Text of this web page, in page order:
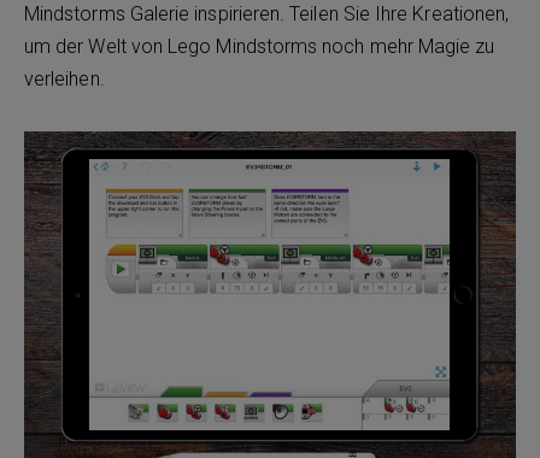
Mindstorms Galerie inspirieren. Teilen Sie Ihre Kreationen,
um der Welt von Lego Mindstorms noch mehr Magie zu
verleihen.